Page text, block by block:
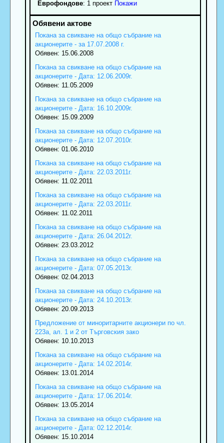
Еврофондове: 1 проект Покажи
Покана за свикване на общо събрание на
акционерите - за 17.07.2008 г.
Обявен: 15.06.2008
Покана за свикване на общо събрание на
акционерите - Дата: 12.06.2009г.
Обявен: 11.05.2009
Покана за свикване на общо събрание на
акционерите - Дата: 16.10.2009г.
Обявен: 15.09.2009
Покана за свикване на общо събрание на
акционерите - Дата: 12.07.2010г.
Обявен: 01.06.2010
Покана за свикване на общо събрание на
акционерите - Дата: 22.03.2011г.
Обявен: 11.02.2011
Покана за свикване на общо събрание на
акционерите - Дата: 22.03.2011г.
Обявен: 11.02.2011
Покана за свикване на общо събрание на
акционерите - Дата: 26.04.2012г.
Обявен: 23.03.2012
Покана за свикване на общо събрание на
акционерите - Дата: 07.05.2013г.
Обявен: 02.04.2013
Покана за свикване на общо събрание на
акционерите - Дата: 24.10.2013г.
Обявен: 20.09.2013
Предложение от миноритарните акционери по чл.
223а, ал. 1 и 2 от Търговския зако
Обявен: 10.10.2013
Покана за свикване на общо събрание на
акционерите - Дата: 14.02.2014г.
Обявен: 13.01.2014
Покана за свикване на общо събрание на
акционерите - Дата: 17.06.2014г.
Обявен: 13.05.2014
Покана за свикване на общо събрание на
акционерите - Дата: 02.12.2014г.
Обявен: 15.10.2014